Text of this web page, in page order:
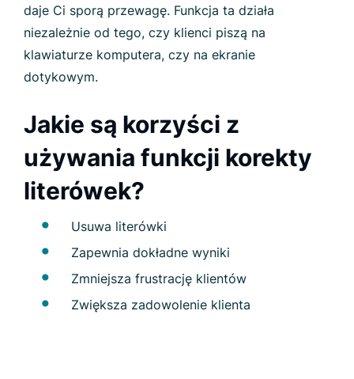
daje Ci sporą przewagę. Funkcja ta działa
niezależnie od tego, czy klienci piszą na
klawiaturze komputera, czy na ekranie
dotykowym.
Jakie są korzyści z
używania funkcji korekty
literówek?
Usuwa literówki
Zapewnia dokładne wyniki
Zmniejsza frustrację klientów
Zwiększa zadowolenie klienta